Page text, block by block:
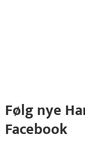
Følg nye
Facebook